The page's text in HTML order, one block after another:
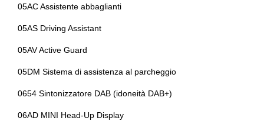
Presa 12v aggiuntiva
05AC Assistente abbaglianti
05AS Driving Assistant
05AV Active Guard
05DM Sistema di assistenza al parcheggio
0654 Sintonizzatore DAB (idoneità DAB+)
06AD MINI Head-Up Display